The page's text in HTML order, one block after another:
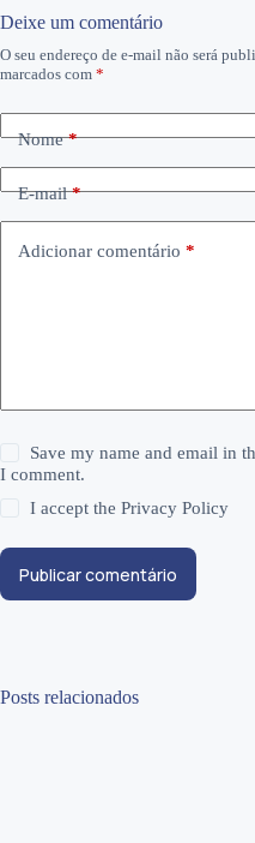
Deixe um comentário
O seu endereço de e-mail não será
marcados com *
Nome*
E-mail*
Adicionar comentário *
Save my name and email in
I comment.
I accept thePrivacy Policy
Publicar comentário
Posts relacionados